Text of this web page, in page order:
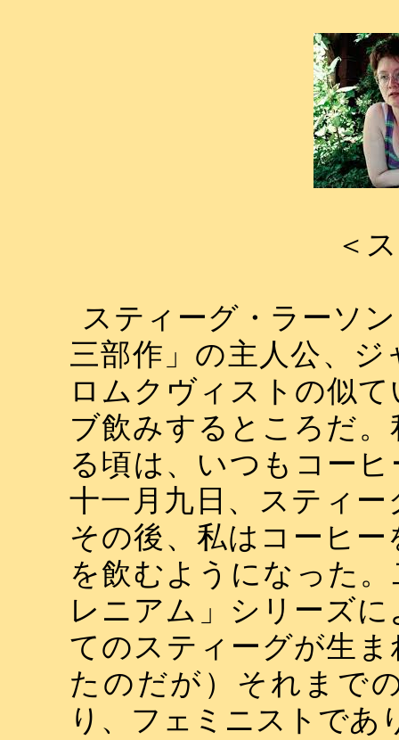
＜
スティーグ・ラーソ
三部作」の主人公、
ロムクヴィストの似
ブ飲みするところだ
る頃は、いつもコー
十一月九日、スティ
その後、私はコーヒ
を飲むようになった
レニアム」シリーズ
てのスティーグが生
たのだが）それまで
り、フェミニストであ